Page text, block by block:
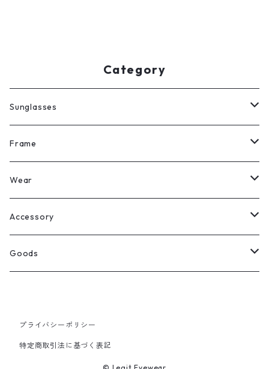
Category
Sunglasses
All
Legit Eyewear
Select
Frame
ボストン
ウェリントン
スクエア
ラウンド
Wear
All
Tee
Sewat
Accessory
Ring
Silver
Bracelet
Goods
Capプライバシーポリシー
特定商取引法に基づく表記